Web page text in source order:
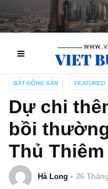
BẤT ĐỘNG SẢN FEATURED
Dự chi
bồi
Thủ Thiêm
Hà Long 26